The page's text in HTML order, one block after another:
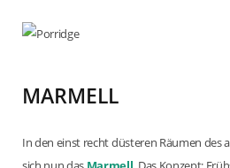
MARMELL
In den einst recht düsteren Räumen des